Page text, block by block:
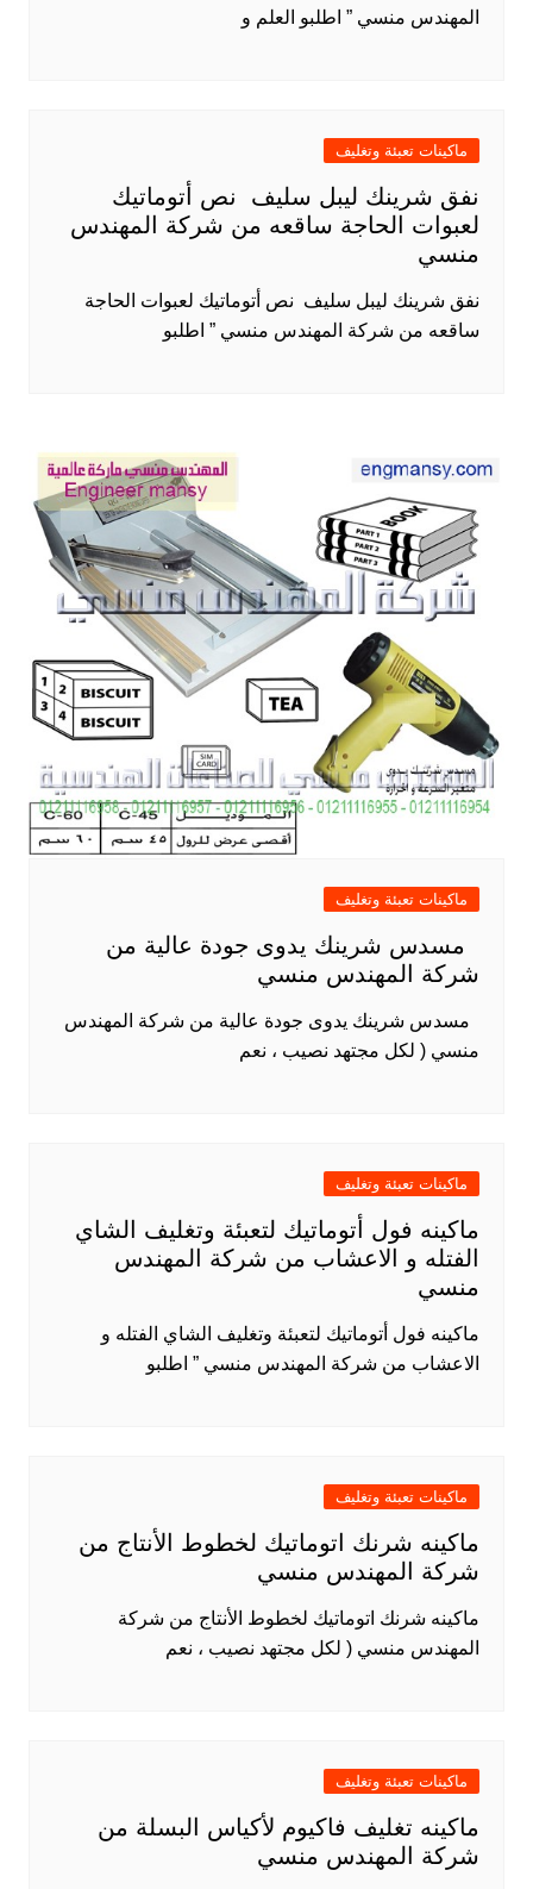
المهندس منسي ” اطلبو العلم و
ماكينات تعبئة وتغليف
نفق شرينك ليبل سليف نص أتوماتيك
لعبوات الحاجة ساقعه من شركة المهندس
منسي
نفق شرينك ليبل سليف نص أتوماتيك لعبوات الحاجة
ساقعه من شركة المهندس منسي ” اطلبو
ماكينات تعبئة وتغليف
مسدس شرينك يدوى جودة عالية من
شركة المهندس منسي
مسدس شرينك يدوى جودة عالية من شركة المهندس
منسي ( لكل مجتهد نصيب ، نعم
ماكينات تعبئة وتغليف
ماكينه فول أتوماتيك لتعبئة وتغليف الشاي
الفتله و الاعشاب من شركة المهندس
منسي
ماكينه فول أتوماتيك لتعبئة وتغليف الشاي الفتله و
الاعشاب من شركة المهندس منسي ” اطلبو
ماكينات تعبئة وتغليف
ماكينه شرنك اتوماتيك لخطوط الأنتاج من
شركة المهندس منسي
ماكينه شرنك اتوماتيك لخطوط الأنتاج من شركة
المهندس منسي ( لكل مجتهد نصيب ، نعم
ماكينات تعبئة وتغليف
ماكينه تغليف فاكيوم لأكياس البسلة من
شركة المهندس منسي